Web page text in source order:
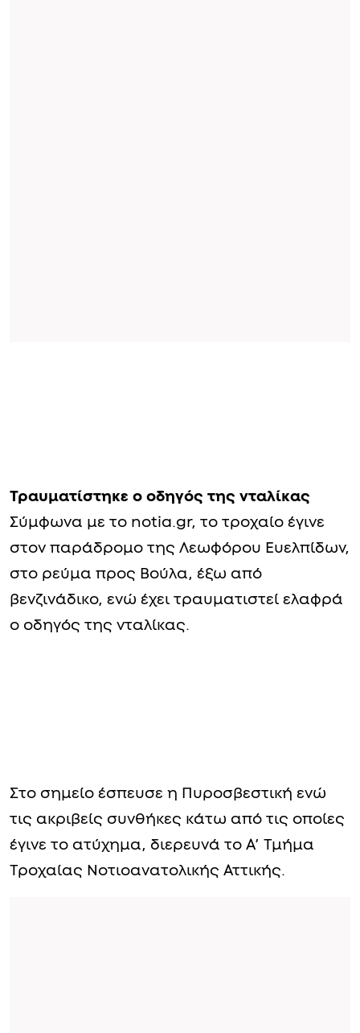
Τραυματίστηκε ο οδηγός της νταλίκας
Σύμφωνα με το notia.gr, το τροχαίο έγινε
στον παράδρομο της Λεωφόρου Ευελπίδων,
στο ρεύμα προς Βούλα, έξω από
βενζινάδικο, ενώ έχει τραυματιστεί ελαφρά
ο οδηγός της νταλίκας.
Στο σημείο έσπευσε η Πυροσβεστική ενώ
τις ακριβείς συνθήκες κάτω από τις οποίες
έγινε το ατύχημα, διερευνά το Α’ Τμήμα
Τροχαίας Νοτιοανατολικής Αττικής.